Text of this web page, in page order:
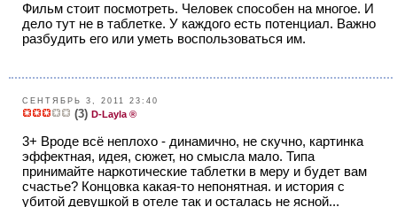
Фильм стоит посмотреть. Человек способен на многое. И
дело тут не в таблетке. У каждого есть потенциал. Важно
разбудить его или уметь воспользоваться им.
СЕНТЯБРЬ 3, 2011 23:40
(3) D-Layla ®
3+ Вроде всё неплохо - динамично, не скучно, картинка
эффектная, идея, сюжет, но смысла мало. Типа
принимайте наркотические таблетки в меру и будет вам
счастье? Концовка какая-то непонятная. и история с
убитой девушкой в отеле так и осталась не ясной...